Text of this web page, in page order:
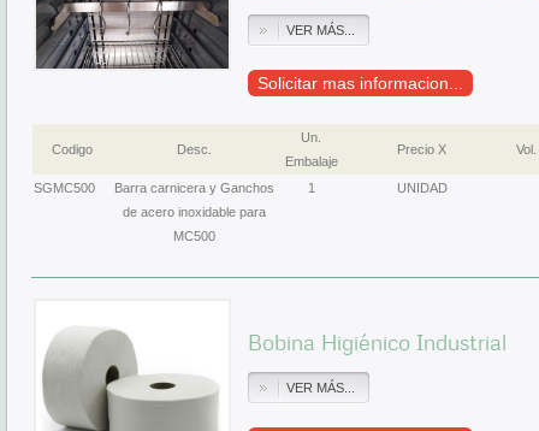
VER MÁS...
Solicitar mas informacion...
Codigo Desc.
Un.
Embalaje
Precio X Vol.
SGMC500
Barra carnicera y Ganchos
de acero inoxidable para
MC500
1 UNIDAD
Bobina Higiénico Industrial
VER MÁS...